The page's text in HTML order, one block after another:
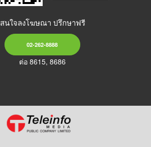
สนใจลงโฆษณา ปรึกษาฟรี
02-262-8888
ต่อ 8615, 8686